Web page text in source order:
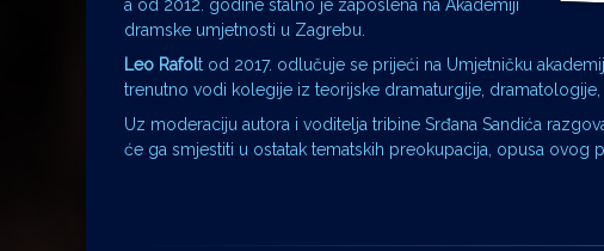
a od 2012. godine stalno je zaposlena na Akademiji
dramske umjetnosti u Zagrebu.
Leo Rafolt od 2017. odlučuje se prijeći na Umjetničku
trenutno vodi kolegije iz teorijske dramaturgije,
Uz moderaciju autora i voditelja tribine Srđana Sandića
će ga smjestiti u ostatak tematskih preokupacija, opusa ovog